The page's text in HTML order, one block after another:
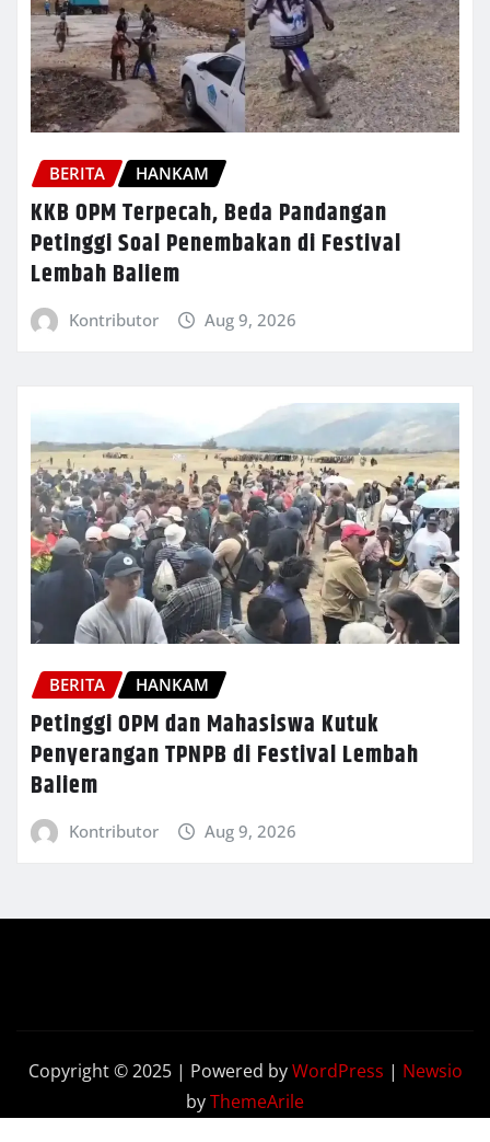
BERITA HANKAM
KKB OPM Terpecah, Beda Pandangan
Petinggi Soal Penembakan di Festival
Lembah Baliem
Kontributor Aug 9, 2026
BERITA HANKAM
Petinggi OPM dan Mahasiswa Kutuk
Penyerangan TPNPB di Festival Lembah
Baliem
Kontributor Aug 9, 2026
Copyright © 2025 | Powered byWordPress | Newsio
byThemeArile